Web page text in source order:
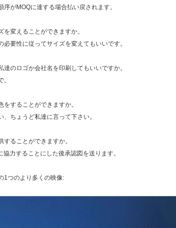
序がMOQに達する場合払い戻されます。
を変えることができますか。
必要性に従ってサイズを変えてもいいです。
達のロゴか会社名を印刷してもいいですか。
をすることができますか。
、ちょうど私達に言って下さい。
することができますか。
協力することにした後承認図を送ります。
1つのより多くの映像: